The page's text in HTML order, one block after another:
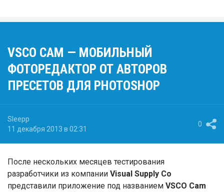
VSCO CAM — МОБИЛЬНЫЙ
ФОТОРЕДАКТОР ОТ АВТОРОВ
ПРЕСЕТОВ ДЛЯ PHOTOSHOP
Sleepp
11 декабря 2013 в 02:31
0
После нескольких месяцев тестирования
разработчики из компании Visual Supply Co
представили приложение под названием VSCO Cam